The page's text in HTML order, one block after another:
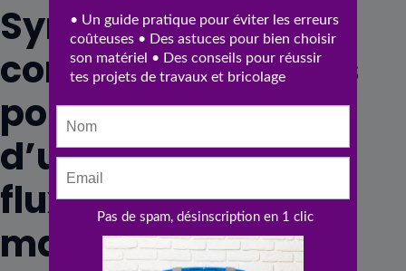
Synthèse des
considérations clés
pour l’installation
d’une VMC double
flux dans votre
maison